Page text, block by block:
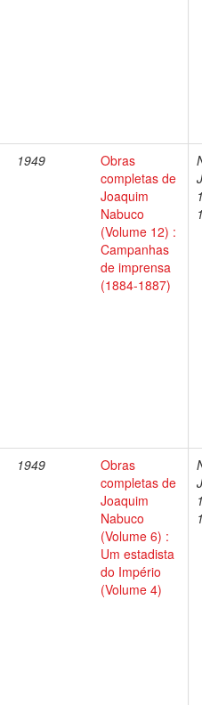
1949
Obras
completas de
Joaquim
Nabuco
(Volume 12) :
Campanhas
de imprensa
(1884-1887)
1949
Obras
completas de
Joaquim
Nabuco
(Volume 6) :
Um estadista
do Império
(Volume 4)